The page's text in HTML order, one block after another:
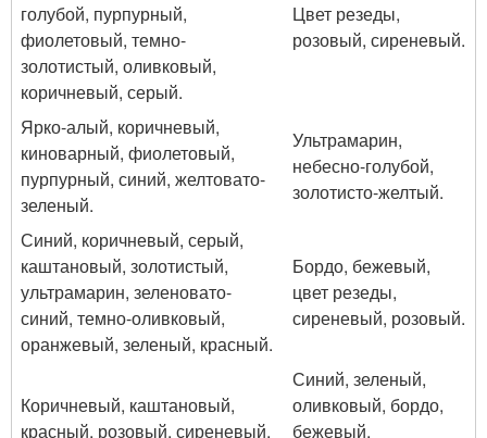
голубой, пурпурный,
фиолетовый, темно-
золотистый, оливковый,
коричневый, серый.
Цвет резеды,
розовый, сиреневый.
Ярко-алый, коричневый,
киноварный, фиолетовый,
пурпурный, синий, желтовато-
зеленый.
Ультрамарин,
небесно-голубой,
золотисто-желтый.
Синий, коричневый, серый,
каштановый, золотистый,
ультрамарин, зеленовато-
синий, темно-оливковый,
оранжевый, зеленый, красный.
Бордо, бежевый,
цвет резеды,
сиреневый, розовый.
Коричневый, каштановый,
красный, розовый, сиреневый,
Синий, зеленый,
оливковый, бордо,
бежевый,